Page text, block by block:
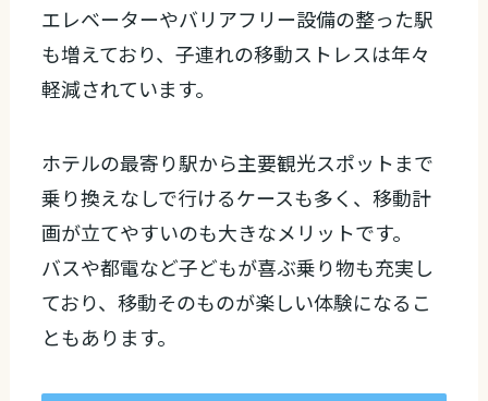
エレベーターやバリアフリー設備の整った駅
も増えており、子連れの移動ストレスは年々
軽減されています。
ホテルの最寄り駅から主要観光スポットまで
乗り換えなしで行けるケースも多く、移動計
画が立てやすいのも大きなメリットです。
バスや都電など子どもが喜ぶ乗り物も充実し
ており、移動そのものが楽しい体験になるこ
ともあります。